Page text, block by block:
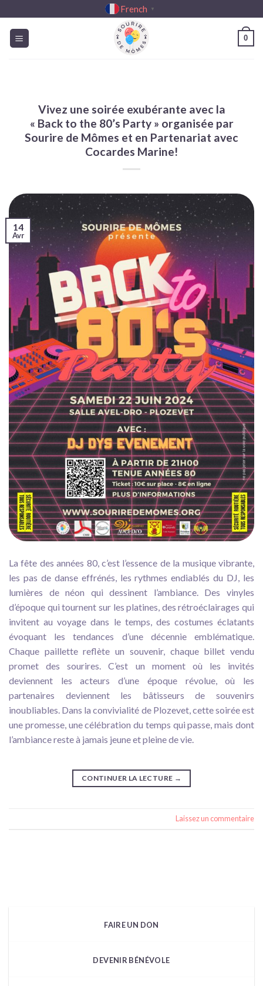
au
contenu
French ▼
0
Vivez une soirée exubérante avec la
« Back to the 80’s Party » organisée par
Sourire de Mômes et en Partenariat avec
Cocardes Marine!
14
Avr
La fête des années 80, c’est l’essence de la musique vibrante,
les pas de danse effrénés, les rythmes endiablés du DJ, les
lumières de néon qui dessinent l’ambiance. Des vinyles
d’époque qui tournent sur les platines, des rétroéclairages qui
invitent au voyage dans le temps, des costumes éclatants
évoquant les tendances d’une décennie emblématique.
Chaque paillette reflète un souvenir, chaque billet vendu
promet des sourires. C’est un moment où les invités
deviennent les acteurs d’une époque révolue, où les
partenaires deviennent les bâtisseurs de souvenirs
inoubliables. Dans la convivialité de Plozevet, cette soirée est
une promesse, une célébration du temps qui passe, mais dont
l’ambiance reste à jamais jeune et pleine de vie.
CONTINUER LA LECTURE →
Laissez un commentaire
FAIRE UN DON
DEVENIR BÉNÉVOLE